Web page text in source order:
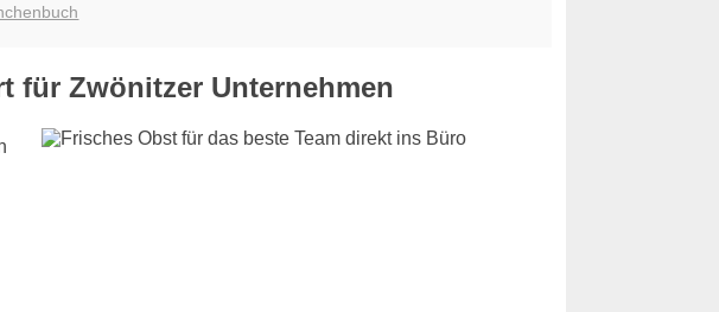
für Zwönitzer Unternehmen